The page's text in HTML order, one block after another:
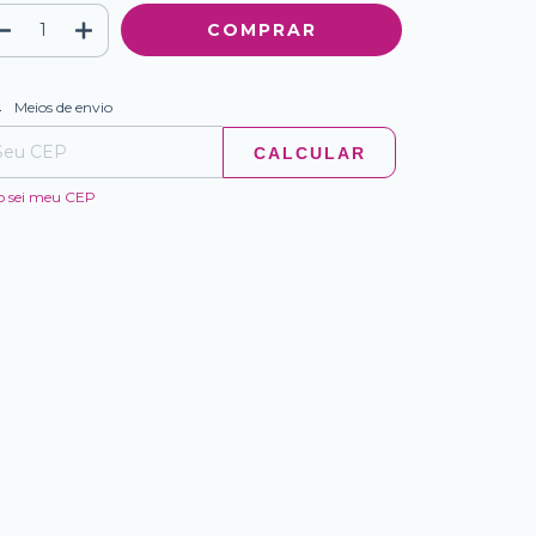
para o CEP:
Meios de envio
CALCULAR
sei meu CEP